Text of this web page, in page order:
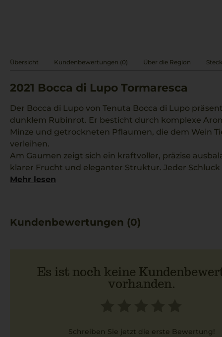
Übersicht Kundenbewertungen (0) Über die Region
2021 Bocca di Lupo Tormaresca
Der Bocca di Lupo von Tenuta Bocca di Lupo
dunklem Rubinrot. Er besticht durch komplexe
Minze und getrockneten Pflaumen, die dem Wein
verleihen.
Am Gaumen zeigt sich ein kraftvoller, präzise
klarer Frucht und eleganter Struktur. Jeder
ein schönes Reifepotenzial an.
Mehr lesen
Kundenbewertungen (0)
Es ist noch keine
vorhanden.
Schreiben Sie jetzt die erste Bewertung!